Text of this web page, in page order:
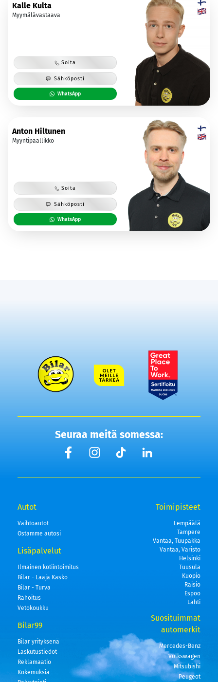
Kalle Kulta
Myymälävastaava
Soita
Sähköposti
WhatsApp
Anton Hiltunen
Myyntipäällikkö
Soita
Sähköposti
WhatsApp
Seuraa meitä somessa:
Autot
Vaihtoautot
Ostamme autosi
Lisäpalvelut
Ilmainen kotiintoimitus
Bilar - Laaja Kasko
Bilar - Turva
Rahoitus
Vetokoukku
Bilar99
Bilar yrityksenä
Laskutustiedot
Reklamaatio
Kokemuksia
Toimipisteet
Lempäälä
Tampere
Vantaa, Tuupakka
Vantaa, Varisto
Helsinki
Tuusula
Kuopio
Raisio
Espoo
Lahti
Suosituimmat
automerkit
Mercedes-Benz
Volkswagen
Mitsubishi
Peugeot